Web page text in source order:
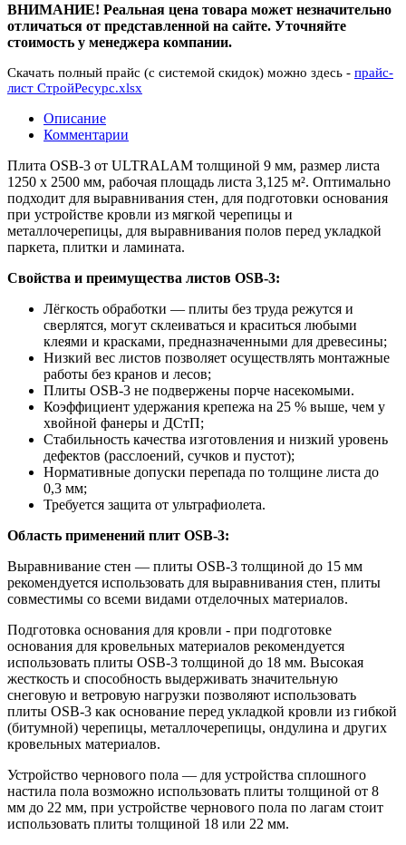
ВНИМАНИЕ! Реальная цена товара может незначительно
отличаться от представленной на сайте. Уточняйте
стоимость у менеджера компании.
Скачать полный прайс (с системой скидок) можно здесь - прайс-
лист СтройРесурс.xlsx
Описание
Комментарии
Плита OSB-3 от ULTRALAM толщиной 9 мм, размер листа
1250 х 2500 мм, рабочая площадь листа 3,125 м². Оптимально
подходит для выравнивания стен, для подготовки основания
при устройcтве кровли из мягкой черепицы и
металлочерепицы, для выравнивания полов перед укладкой
паркета, плитки и ламината.
Свойства и преимущества листов OSB-3:
Лёгкость обработки — плиты без труда режутся и
сверлятся, могут склеиваться и краситься любыми
клеями и красками, предназначенными для древесины;
Низкий вес листов позволяет осуществлять монтажные
работы без кранов и лесов;
Плиты OSB-3 не подвержены порче насекомыми.
Коэффициент удержания крепежа на 25 % выше, чем у
хвойной фанеры и ДСтП;
Стабильность качества изготовления и низкий уровень
дефектов (расслоений, сучков и пустот);
Нормативные допуски перепада по толщине листа до
0,3 мм;
Требуется защита от ультрафиолета.
Область применений плит OSB-3:
Выравнивание стен — плиты OSB-3 толщиной до 15 мм
рекомендуется использовать для выравнивания стен, плиты
совместимы со всеми видами отделочных материалов.
Подготовка основания для кровли - при подготовке
основания для кровельных материалов рекомендуется
использовать плиты OSB-3 толщиной до 18 мм. Высокая
жесткость и способность выдерживать значительную
снеговую и ветровую нагрузки позволяют использовать
плиты OSB-3 как основание перед укладкой кровли из гибкой
(битумной) черепицы, металлочерепицы, ондулина и других
кровельных материалов.
Устройство чернового пола — для устройства сплошного
настила пола возможно использовать плиты толщиной от 8
мм до 22 мм, при устройстве чернового пола по лагам стоит
использовать плиты толщиной 18 или 22 мм.